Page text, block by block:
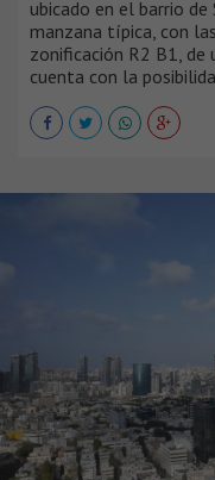
ubicado en el barrio de
manzana típica, con
zonificación R2 B1, de
cuenta con la